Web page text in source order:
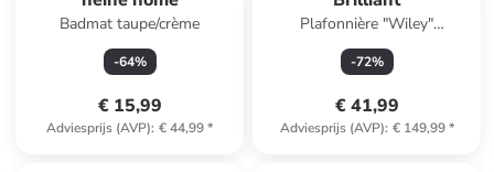
Badmat taupe/crème
-64%
€ 15,99
Adviesprijs (AVP): € 44,99*
Plafonnière "Wiley"
naturel/zwart - (B)67 x (D)13
cm
-72%
€ 41,99
Adviesprijs (AVP): € 149,99*